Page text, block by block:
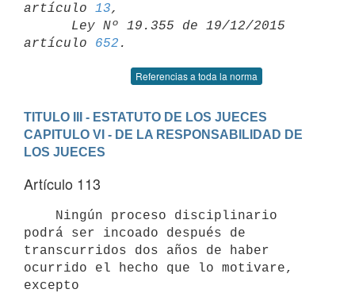
artículo 13,
artículo 652
Referencias a toda la norma
TITULO III - ESTATUTO DE LOS JUECES
CAPITULO VI - DE LA RESPONSABILIDAD DE
LOS JUECES
Artículo 113
podrá ser incoado después de
transcurridos dos años de haber
ocurrido el hecho que lo motivare,
excepto